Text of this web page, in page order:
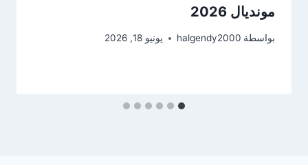
مونديال 2026
بواسطة halgendy2000 يونيو 18, 2026